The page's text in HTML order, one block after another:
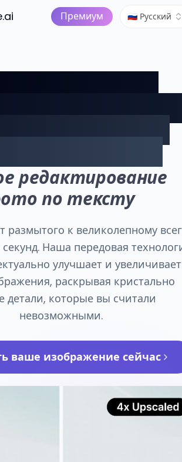
Изображение в видео
Премиум 🇷🇺 Русский
свои
с
Улучшителя
с ИИ
редактирование
по тексту
размытого к великолепному
Наша передовая
улучшает и увеличивает
раскрывая кристально
детали, которые вы считали
невозможными.
ваше изображение сейчас